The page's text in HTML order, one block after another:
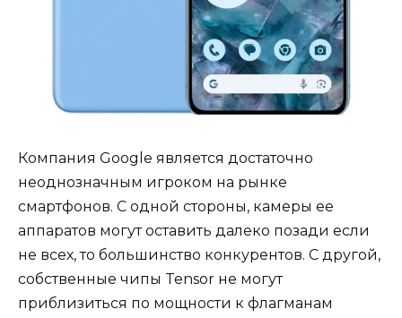
Компания Google является достаточно
неоднозначным игроком на рынке
смартфонов. С одной стороны, камеры ее
аппаратов могут оставить далеко позади если
не всех, то большинство конкурентов. С другой,
собственные чипы Tensor не могут
приблизиться по мощности к флагманам